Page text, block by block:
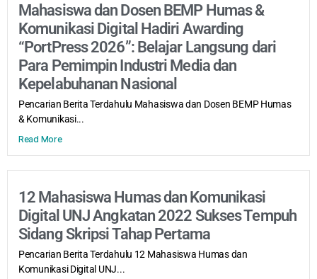
Mahasiswa dan Dosen BEMP Humas &
Komunikasi Digital Hadiri Awarding
“PortPress 2026”: Belajar Langsung dari
Para Pemimpin Industri Media dan
Kepelabuhanan Nasional
Pencarian Berita Terdahulu Mahasiswa dan Dosen BEMP Humas
& Komunikasi...
Read More
12 Mahasiswa Humas dan Komunikasi
Digital UNJ Angkatan 2022 Sukses Tempuh
Sidang Skripsi Tahap Pertama
Pencarian Berita Terdahulu 12 Mahasiswa Humas dan
Komunikasi Digital UNJ...